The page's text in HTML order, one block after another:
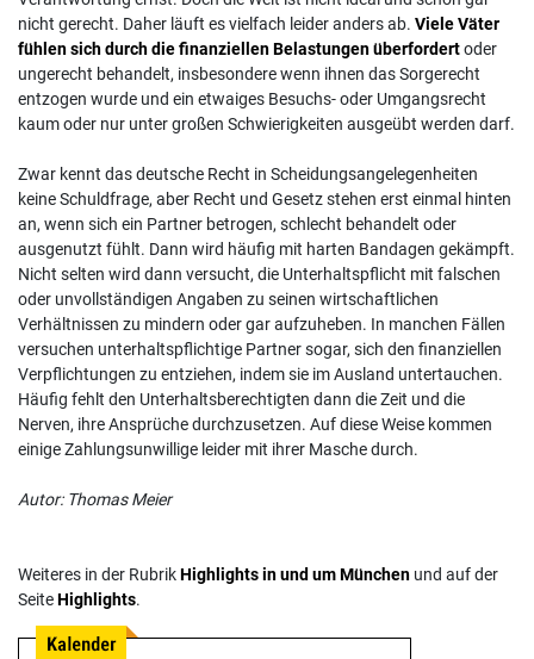
nicht gerecht. Daher läuft es vielfach leider anders ab. Viele Väter
fühlen sich durch die finanziellen Belastungen überfordertoder
ungerecht behandelt, insbesondere wenn ihnen das Sorgerecht
entzogen wurde und ein etwaiges Besuchs- oder Umgangsrecht
kaum oder nur unter großen Schwierigkeiten ausgeübt werden darf.
Zwar kennt das deutsche Recht in Scheidungsangelegenheiten
keine Schuldfrage, aber Recht und Gesetz stehen erst einmal hinten
an, wenn sich ein Partner betrogen, schlecht behandelt oder
ausgenutzt fühlt. Dann wird häufig mit harten Bandagen gekämpft.
Nicht selten wird dann versucht, die Unterhaltspflicht mit falschen
oder unvollständigen Angaben zu seinen wirtschaftlichen
Verhältnissen zu mindern oder gar aufzuheben. In manchen Fällen
versuchen unterhaltspflichtige Partner sogar, sich den finanziellen
Verpflichtungen zu entziehen, indem sie im Ausland untertauchen.
Häufig fehlt den Unterhaltsberechtigten dann die Zeit und die
Nerven, ihre Ansprüche durchzusetzen. Auf diese Weise kommen
einige Zahlungsunwillige leider mit ihrer Masche durch.
Autor: Thomas Meier
Weiteres in der RubrikHighlights in und um München und auf der
SeiteHighlights.